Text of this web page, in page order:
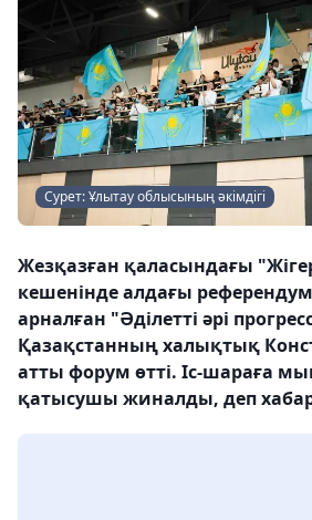
Сурет: Ұлытау облысының әкімдігі
Жезқазған қаласындағы
кешенінде алдағы
арналған "Әділетті әрі
Қазақстанның халықтық
атты форум өтті. Іс-шараға
қатысушы жиналды, деп